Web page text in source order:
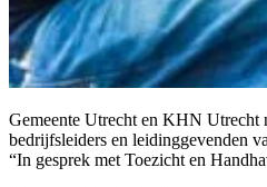
Gemeente Utrecht en KHN Utrecht
bedrijfsleiders en leidinggevenden
“In gesprek met Toezicht en